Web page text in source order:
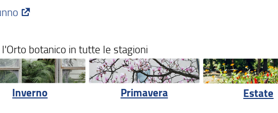
l'Orto botanico in tutte le stagioni
Inverno Primavera Estate